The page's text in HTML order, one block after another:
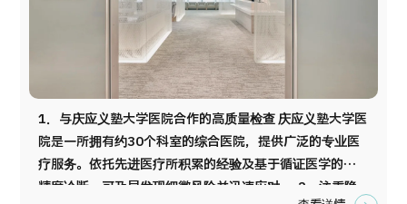
1．与庆应义塾大学医院合作的高质量检查 庆应义塾大学医
院是一所拥有约30个科室的综合医院，提供广泛的专业医
疗服务。依托先进医疗所积累的经验及基于循证医学的高
精度诊断，可及早发现细微风险并迅速应对。 2．注重隐